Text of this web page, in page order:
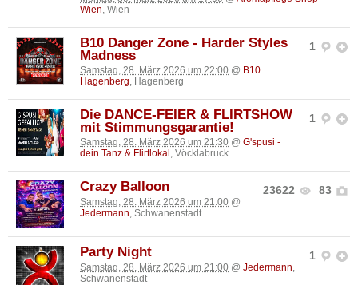
Wien , Wien
1
B10 Danger Zone - Harder Styles
Madness
Samstag, 28. März 2026 um 22:00 @ B10
Hagenberg, Hagenberg
1
Die DANCE-FEIER & FLIRTSHOW
mit Stimmungsgarantie!
Samstag, 28. März 2026 um 21:30 @ G'spusi -
dein Tanz & Flirtlokal , Vöcklabruck
23622 83
Crazy Balloon
Samstag, 28. März 2026 um 21:00 @
Jedermann , Schwanenstadt
1
Party Night
Samstag, 28. März 2026 um 21:00 @ Jedermann
Schwanenstadt